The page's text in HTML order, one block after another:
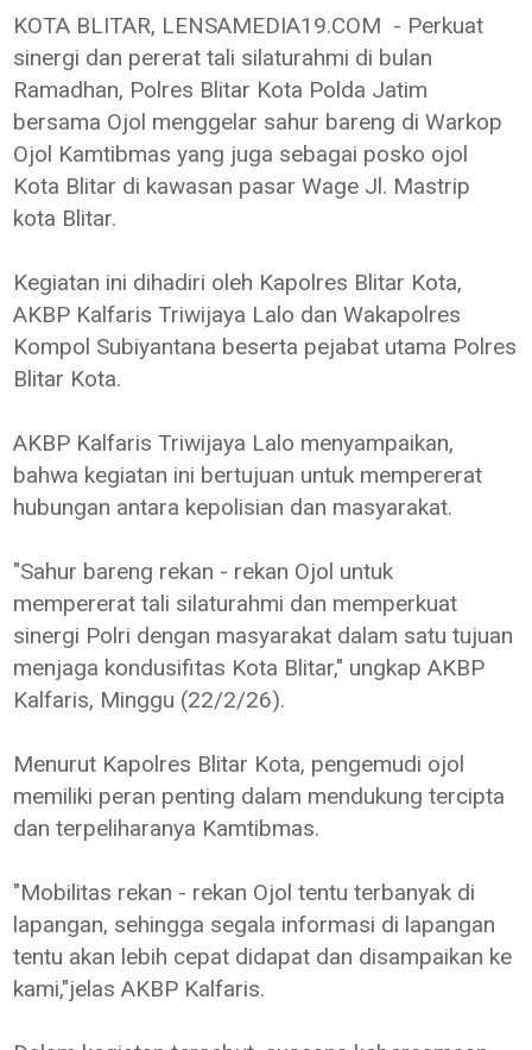
KOTA BLITAR, LENSAMEDIA19.COM - Perkuat
sinergi dan pererat tali silaturahmi di bulan
Ramadhan, Polres Blitar Kota Polda Jatim
bersama Ojol menggelar sahur bareng di Warkop
Ojol Kamtibmas yang juga sebagai posko ojol
Kota Blitar di kawasan pasar Wage Jl. Mastrip
kota Blitar.
Kegiatan ini dihadiri oleh Kapolres Blitar Kota,
AKBP Kalfaris Triwijaya Lalo dan Wakapolres
Kompol Subiyantana beserta pejabat utama Polres
Blitar Kota.
AKBP Kalfaris Triwijaya Lalo menyampaikan,
bahwa kegiatan ini bertujuan untuk mempererat
hubungan antara kepolisian dan masyarakat.
"Sahur bareng rekan - rekan Ojol untuk
mempererat tali silaturahmi dan memperkuat
sinergi Polri dengan masyarakat dalam satu tujuan
menjaga kondusifitas Kota Blitar," ungkap AKBP
Kalfaris, Minggu (22/2/26).
Menurut Kapolres Blitar Kota, pengemudi ojol
memiliki peran penting dalam mendukung tercipta
dan terpeliharanya Kamtibmas.
"Mobilitas rekan - rekan Ojol tentu terbanyak di
lapangan, sehingga segala informasi di lapangan
tentu akan lebih cepat didapat dan disampaikan ke
kami,"jelas AKBP Kalfaris.